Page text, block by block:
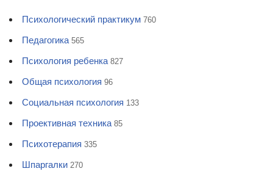
Психологический практикум 760
Педагогика 565
Психология ребенка 827
Общая психология 96
Социальная психология 133
Проективная техника 85
Психотерапия 335
Шпаргалки 270